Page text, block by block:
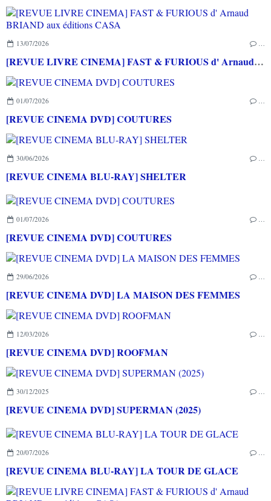
13/07/2026 …
[REVUE LIVRE CINEMA] FAST & FURIOUS d' Arnaud BRIAND aux éditions CASA
01/07/2026 …
[REVUE CINEMA DVD] COUTURES
30/06/2026 …
[REVUE CINEMA BLU-RAY] SHELTER
01/07/2026 …
[REVUE CINEMA DVD] COUTURES
29/06/2026 …
[REVUE CINEMA DVD] LA MAISON DES FEMMES
12/03/2026 …
[REVUE CINEMA DVD] ROOFMAN
30/12/2025 …
[REVUE CINEMA DVD] SUPERMAN (2025)
20/07/2026 …
[REVUE CINEMA BLU-RAY] LA TOUR DE GLACE